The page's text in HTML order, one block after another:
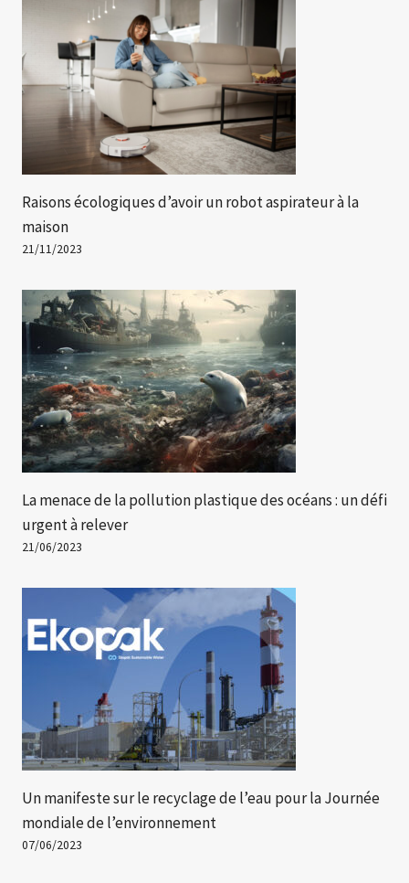
Raisons écologiques d’avoir un robot aspirateur à la
maison
21/11/2023
La menace de la pollution plastique des océans : un défi
urgent à relever
21/06/2023
Un manifeste sur le recyclage de l’eau pour la Journée
mondiale de l’environnement
07/06/2023